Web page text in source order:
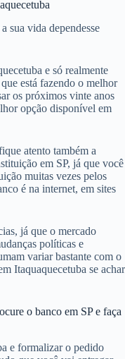
sua vida dependesse
e só realmente
está fazendo o melhor
os próximos vinte anos
opção disponível em
atento também a
em SP, já que você
muitas vezes pelos
é na internet, em sites
já que o mercado
políticas e
variar bastante com o
Itaquaquecetuba se achar
o banco em SP e faça
e formalizar o pedido